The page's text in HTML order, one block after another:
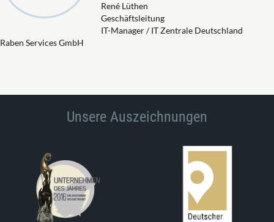
René Lüthen
Geschäftsleitung
IT-Manager / IT Zentrale Deutschland
Raben Services GmbH
Unsere Auszeichnungen